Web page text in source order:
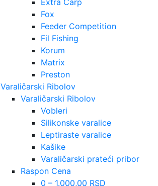
Fox
Feeder Competition
Fil Fishing
Korum
Matrix
Preston
Varaličarski Ribolov
Varaličarski Ribolov
Vobleri
Silikonske varalice
Leptiraste varalice
Kašike
Varaličarski prateći pribor
Raspon Cena
0 – 1.000,00 RSD